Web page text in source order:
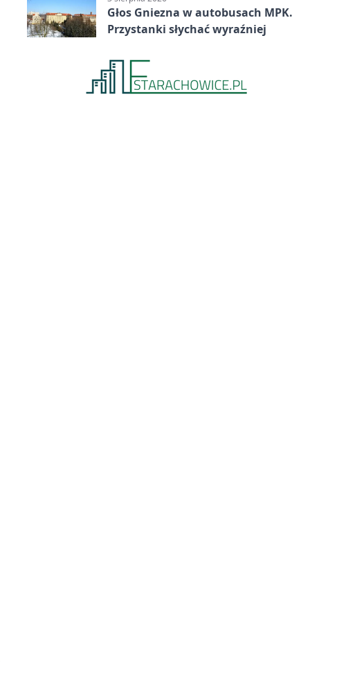
Głos Gniezna w autobusach MPK.
Przystanki słychać wyraźniej